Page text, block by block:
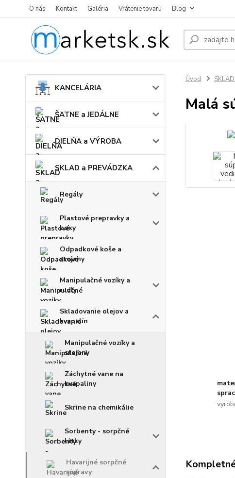
O nás Kontakt Galéria Vrátenie tovaru Blog
KANCELÁRIA
ŠATNE a JEDÁLNE
DIELŇA a VÝROBA
SKLAD a PREVÁDZKA
Regály
Plastové prepravky a
boxy
Odpadkové koše a
stojany
Manipulačné vozíky a
rudly
Skladovanie olejov a
kvapalín
Manipulačné vozíky a
stojany
Záchytné vane na
kvapaliny
Skrine na chemikálie
Sorbenty - sorpčné
látky
Havarijné sorpčné
súpravy
Úvod
Malá